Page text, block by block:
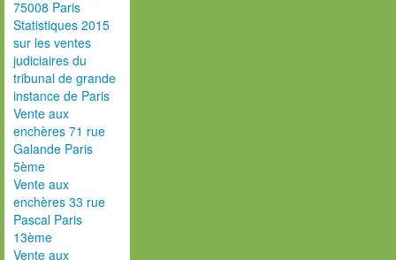
75008 Paris
Statistiques 2015
sur les ventes
judiciaires du
tribunal de grande
instance de Paris
Vente aux
enchères 71 rue
Galande Paris
5ème
Vente aux
enchères 33 rue
Pascal Paris
13ème
Vente aux